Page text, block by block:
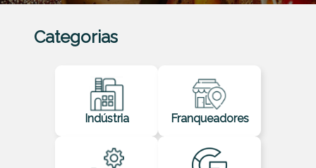
Categorias
Indústria Franqueadores